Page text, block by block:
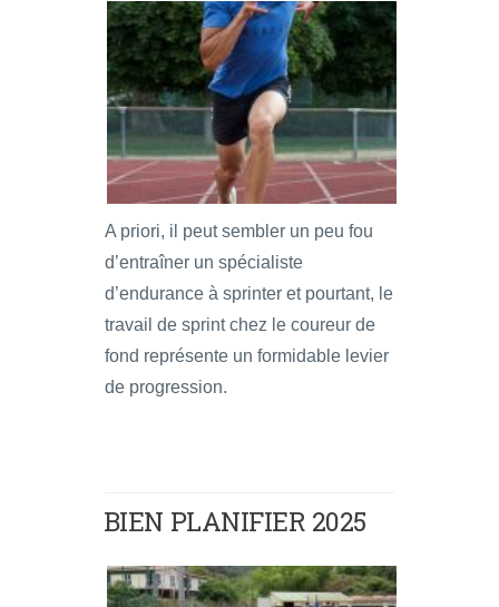
A priori, il peut sembler un peu fou
d’entraîner un spécialiste
d’endurance à sprinter et pourtant, le
travail de sprint chez le coureur de
fond représente un formidable levier
de progression.
BIEN PLANIFIER 2025